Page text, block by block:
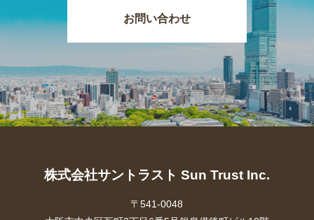
お問い合わせ
株式会社サントラスト Sun Trust Inc.
〒541-0048